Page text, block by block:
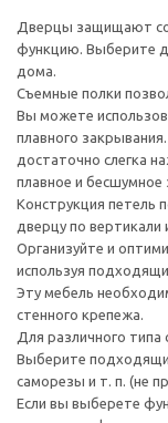
Дверцы защищают
функцию. Выберите
дома.
Съемные полки
Вы можете
плавного
достаточно слегка
плавное и бесшумное
Конструкция петель
дверцу по вертикали
Организуйте и
используя
Эту мебель
стенного крепежа.
Для различного
Выберите
саморезы и т. п. (не
Если вы выберете